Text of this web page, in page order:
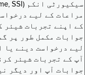
مراعات کے لیے
کے اپنے تجربات شیئر
جوابات مکمل طور پر
لیے درخواست دینے یا
آپ کے تجربات شیئر
جوابات آپ اور دیگر